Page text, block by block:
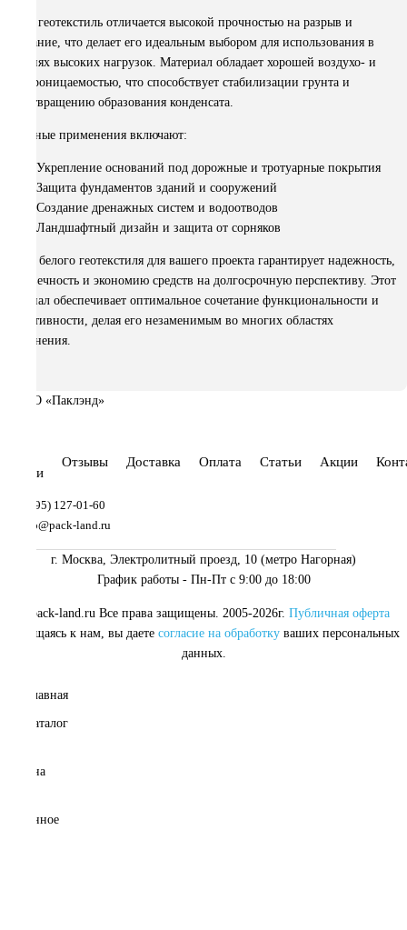
Белый геотекстиль отличается высокой прочностью на разрыв и
истирание, что делает его идеальным выбором для использования в
условиях высоких нагрузок. Материал обладает хорошей воздухо- и
водопроницаемостью, что способствует стабилизации грунта и
предотвращению образования конденсата.
Основные применения включают:
Укрепление оснований под дорожные и тротуарные покрытия
Защита фундаментов зданий и сооружений
Создание дренажных систем и водоотводов
Ландшафтный дизайн и защита от сорняков
Выбор белого геотекстиля для вашего проекта гарантирует надежность,
долговечность и экономию средств на долгосрочную перспективу. Этот
материал обеспечивает оптимальное сочетание функциональности и
эффективности, делая его незаменимым во многих областях
применения.
Отзывы Доставка Оплата Статьи Акции
8(495) 127-01-60
info@pack-land.ru
г. Москва, Электролитный проезд, 10 (метро Нагорная)
График работы - Пн-Пт с 9:00 до 18:00
© pack-land.ru Все права защищены. 2005-2026г. Публичная оферта
Обращаясь к нам, вы даете согласие на обработку ваших персональных
данных.
Главная
Каталог
Корзина
Избранное